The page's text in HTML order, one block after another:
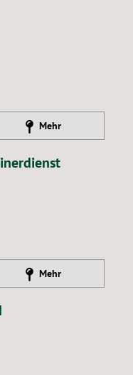
Mehr
Mehr